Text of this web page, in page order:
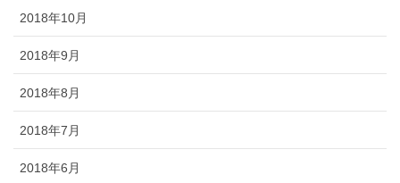
2018年10月
2018年9月
2018年8月
2018年7月
2018年6月